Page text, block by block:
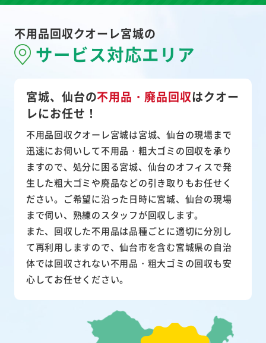
不用品回収クオーレ宮城の
サービス対応エリア
宮城、仙台の不用品・廃品回収はクオー
レにお任せ！
不用品回収クオーレ宮城は宮城、仙台の現場まで
迅速にお伺いして不用品・粗大ゴミの回収を承り
ますので、処分に困る宮城、仙台のオフィスで発
生した粗大ゴミや廃品などの引き取りもお任せく
ださい。ご希望に沿った日時に宮城、仙台の現場
まで伺い、熟練のスタッフが回収します。
また、 回収した不用品は品種ごとに適切に分別し
て再利用 しますので、仙台市を含む宮城県の自治
体では回収されない不用品・粗大ゴミの回収も安
心してお任せください。